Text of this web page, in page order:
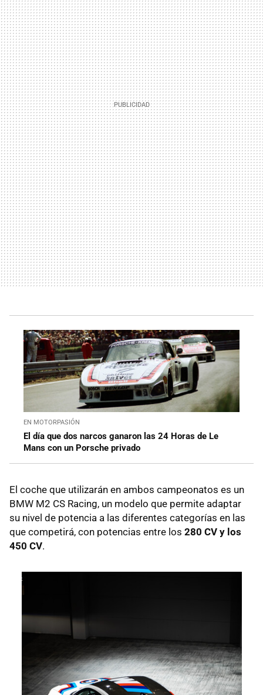
EN MOTORPASIÓN
El día que dos narcos ganaron las 24 Horas de Le
Mans con un Porsche privado
El coche que utilizarán en ambos campeonatos es un
BMW M2 CS Racing, un modelo que permite adaptar
su nivel de potencia a las diferentes categorías en las
que competirá, con potencias entre los 280 CV y los
450 CV.